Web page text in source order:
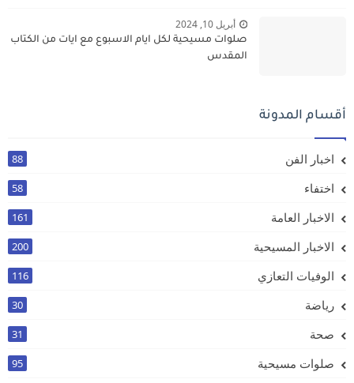
أبريل 10, 2024
صلوات مسيحية لكل ايام الاسبوع مع ايات من الكتاب
المقدس
أقسام المدونة
اخبار الفن 88
اختفاء 58
الاخبار العامة 161
الاخبار المسيحية 200
الوفيات التعازي 116
رياضة 30
صحة 31
صلوات مسيحية 95